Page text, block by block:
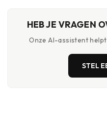
HEB JE VRAGEN
Onze AI-assistent
STEL